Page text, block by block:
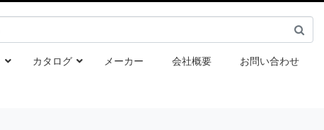
カタログ メーカー 会社概要 お問い合わせ